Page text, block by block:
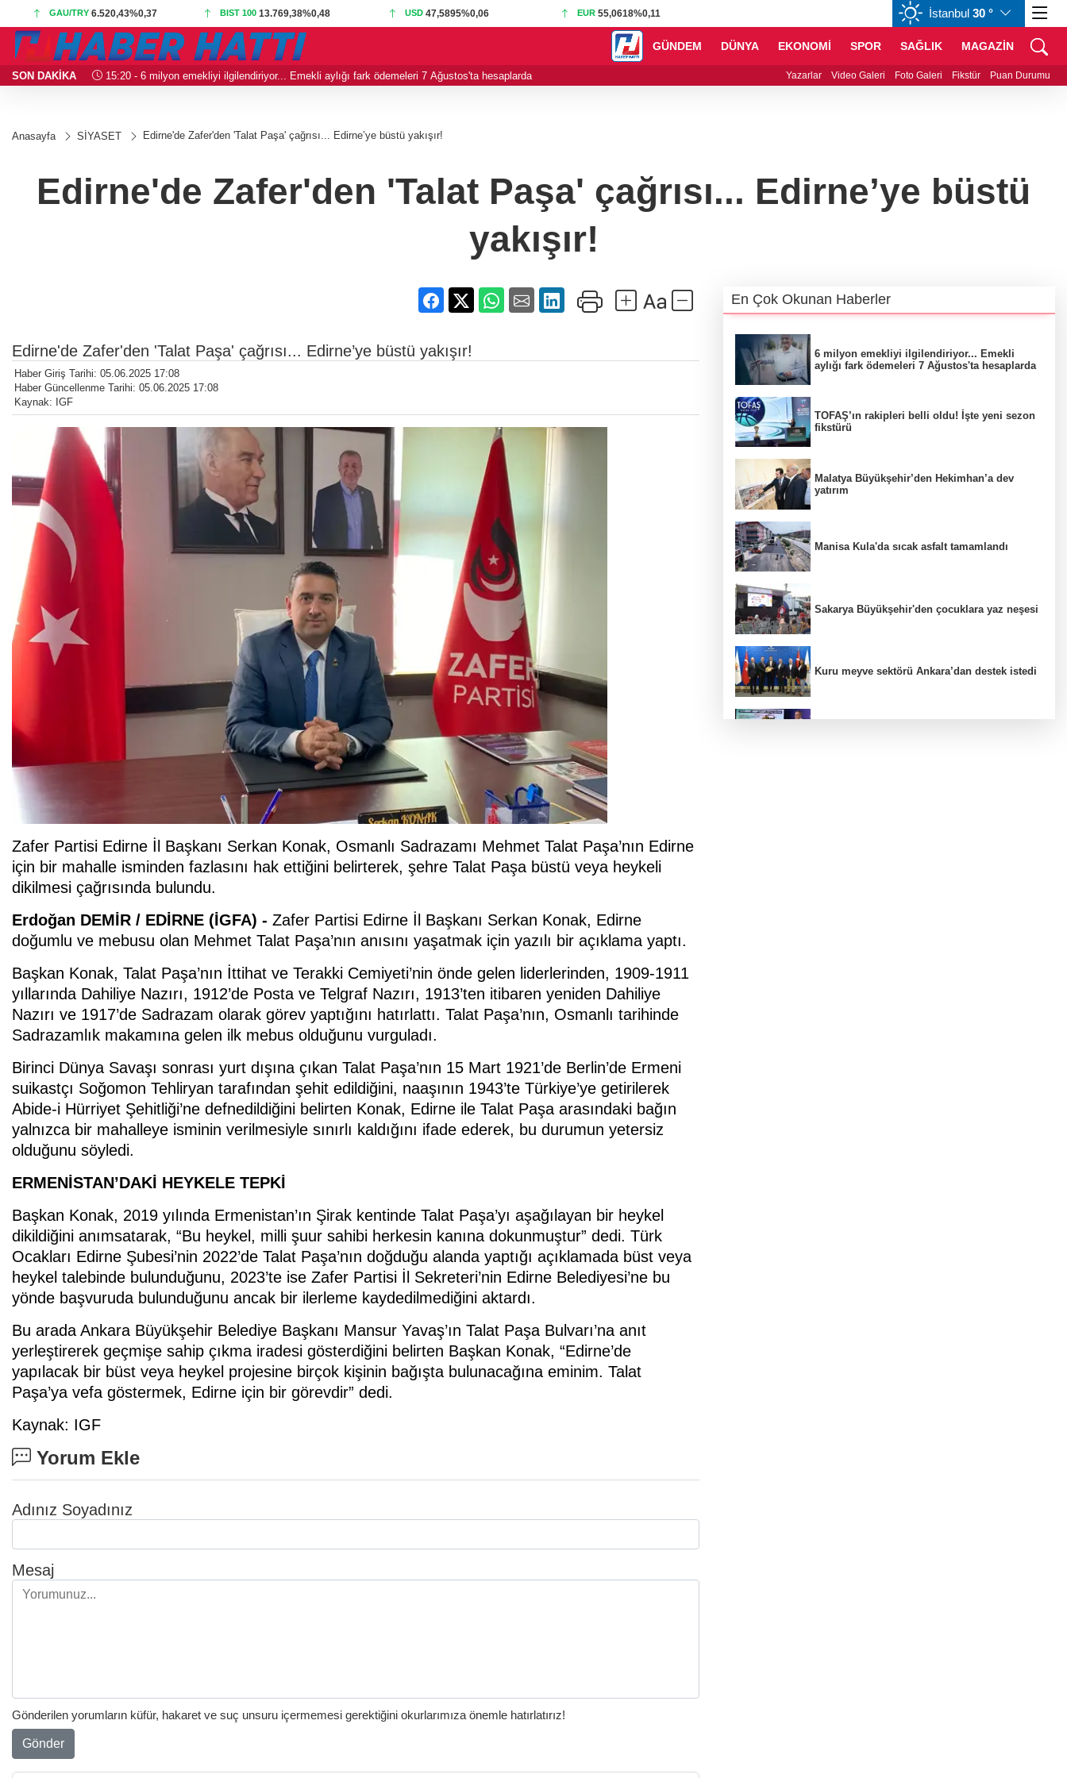
GAU/TRY 6.520,43%0,37 BIST 100 13.769,38%0,48 USD 47,5895%0,06 EUR 55,0618%0,11 CHF 58,7662%-0,27
İstanbul 30 °
GÜNDEM DÜNYA EKONOMİ SPOR SAĞLIK MAGAZİN
SON DAKİKA 15:20 - 6 milyon emekliyi ilgilendiriyor... Emekli aylığı fark ödemeleri 7 Ağustos'ta hesaplarda 15:20 - TOFAŞ’ın rakipleri belli oldu! İşte yeni sezon fikstürü
Yazarlar Video Galeri Foto Galeri Fikstür Puan Durumu
Anasayfa SİYASET Edirne'de Zafer'den 'Talat Paşa' çağrısı... Edirne’ye büstü yakışır!
Edirne'de Zafer'den 'Talat Paşa' çağrısı... Edirne’ye büstü
yakışır!
Edirne'de Zafer'den 'Talat Paşa' çağrısı... Edirne’ye büstü yakışır!
Haber Giriş Tarihi: 05.06.2025 17:08
Haber Güncellenme Tarihi: 05.06.2025 17:08
Kaynak: IGF
Zafer Partisi Edirne İl Başkanı Serkan Konak, Osmanlı Sadrazamı Mehmet Talat Paşa’nın Edirne
için bir mahalle isminden fazlasını hak ettiğini belirterek, şehre Talat Paşa büstü veya heykeli
dikilmesi çağrısında bulundu.
Erdoğan DEMİR / EDİRNE (İGFA) - Zafer Partisi Edirne İl Başkanı Serkan Konak, Edirne
doğumlu ve mebusu olan Mehmet Talat Paşa’nın anısını yaşatmak için yazılı bir açıklama yaptı.
Başkan Konak, Talat Paşa’nın İttihat ve Terakki Cemiyeti’nin önde gelen liderlerinden, 1909-1911
yıllarında Dahiliye Nazırı, 1912’de Posta ve Telgraf Nazırı, 1913’ten itibaren yeniden Dahiliye
Nazırı ve 1917’de Sadrazam olarak görev yaptığını hatırlattı. Talat Paşa’nın, Osmanlı tarihinde
Sadrazamlık makamına gelen ilk mebus olduğunu vurguladı.
Birinci Dünya Savaşı sonrası yurt dışına çıkan Talat Paşa’nın 15 Mart 1921’de Berlin’de Ermeni
suikastçı Soğomon Tehliryan tarafından şehit edildiğini, naaşının 1943’te Türkiye’ye getirilerek
Abide-i Hürriyet Şehitliği’ne defnedildiğini belirten Konak, Edirne ile Talat Paşa arasındaki bağın
yalnızca bir mahalleye isminin verilmesiyle sınırlı kaldığını ifade ederek, bu durumun yetersiz
olduğunu söyledi.
ERMENİSTAN’DAKİ HEYKELE TEPKİ
Başkan Konak, 2019 yılında Ermenistan’ın Şirak kentinde Talat Paşa’yı aşağılayan bir heykel
dikildiğini anımsatarak, “Bu heykel, milli şuur sahibi herkesin kanına dokunmuştur” dedi. Türk
Ocakları Edirne Şubesi’nin 2022’de Talat Paşa’nın doğduğu alanda yaptığı açıklamada büst veya
heykel talebinde bulunduğunu, 2023’te ise Zafer Partisi İl Sekreteri’nin Edirne Belediyesi’ne bu
yönde başvuruda bulunduğunu ancak bir ilerleme kaydedilmediğini aktardı.
Bu arada Ankara Büyükşehir Belediye Başkanı Mansur Yavaş’ın Talat Paşa Bulvarı’na anıt
yerleştirerek geçmişe sahip çıkma iradesi gösterdiğini belirten Başkan Konak, “Edirne’de
yapılacak bir büst veya heykel projesine birçok kişinin bağışta bulunacağına eminim. Talat
Paşa’ya vefa göstermek, Edirne için bir görevdir” dedi.
Kaynak: IGF
Yorum Ekle
Adınız Soyadınız
Mesaj
Gönderilen yorumların küfür, hakaret ve suç unsuru içermemesi gerektiğini okurlarımıza önemle hatırlatırız!
Gönder
En Çok Okunan Haberler
6 milyon emekliyi ilgilendiriyor... Emekli
aylığı fark ödemeleri 7 Ağustos'ta hesaplarda
TOFAŞ’ın rakipleri belli oldu! İşte yeni sezon
fikstürü
Malatya Büyükşehir’den Hekimhan’a dev
yatırım
Manisa Kula'da sıcak asfalt tamamlandı
Sakarya Büyükşehir'den çocuklara yaz neşesi
Kuru meyve sektörü Ankara’dan destek istedi